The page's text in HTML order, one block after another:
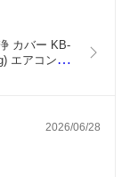
カバー KB-
エアコン洗
2026/06/28